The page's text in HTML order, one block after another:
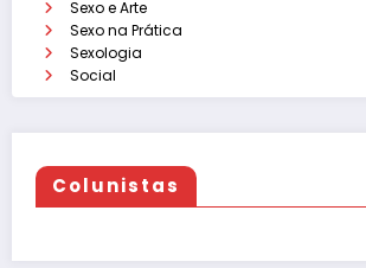
Sexo e Arte
Sexo na Prática
Sexologia
Social
Colunistas